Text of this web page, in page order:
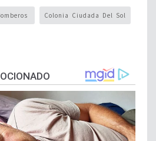
Colonia Ciudada Del Sol